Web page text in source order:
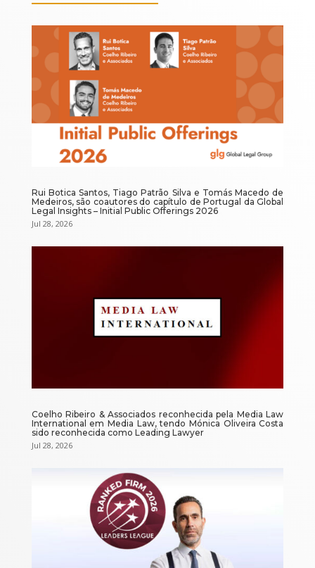
Rui Botica Santos, Tiago Patrão Silva e Tomás Macedo de
Medeiros, são coautores do capítulo de Portugal da Global
Legal Insights – Initial Public Offerings 2026
Jul 28, 2026
Coelho Ribeiro & Associados reconhecida pela Media Law
International em Media Law, tendo Mónica Oliveira Costa
sido reconhecida como Leading Lawyer
Jul 28, 2026